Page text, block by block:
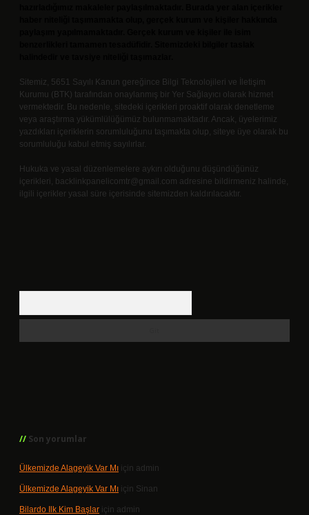
Sitemiz, 5651 Sayılı Kanun gereğince Bilgi Teknolojileri ve İletişim
Kurumu (BTK) tarafından onaylanmış bir Yer Sağlayıcı olarak hizmet
vermektedir. Bu nedenle, sitedeki içerikleri proaktif olarak denetleme
veya araştırma yükümlülüğümüz bulunmamaktadır. Ancak, üyelerimiz
yazdıkları içeriklerin sorumluluğunu taşımakta olup, siteye üye olarak bu
sorumluluğu kabul etmiş sayılırlar.
Hukuka ve yasal düzenlemelere aykırı olduğunu düşündüğünüz
içerikleri, backlinkpanelicomtr@gmail.com adresine bildirmeniz halinde,
ilgili içerikler yasal süre içerisinde sitemizden kaldırılacaktır.
Son yorumlar
Ülkemizde Alageyik Var Mı için admin
Ülkemizde Alageyik Var Mı için Sinan
Bilardo Ilk Kim Başlar için admin